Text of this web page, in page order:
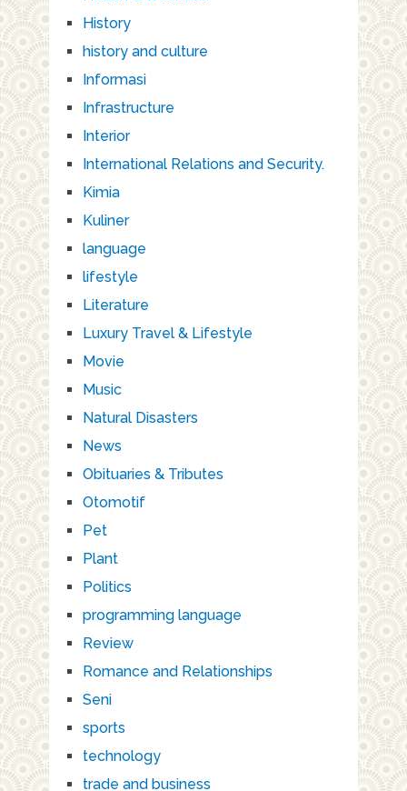
History
history and culture
Informasi
Infrastructure
Interior
International Relations and Security.
Kimia
Kuliner
language
lifestyle
Literature
Luxury Travel & Lifestyle
Movie
Music
Natural Disasters
News
Obituaries & Tributes
Otomotif
Pet
Plant
Politics
programming language
Review
Romance and Relationships
Seni
sports
technology
trade and business